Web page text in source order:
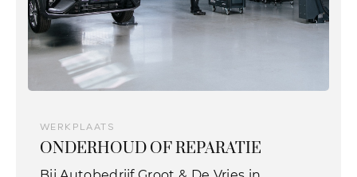
WERKPLAATS
ONDERHOUD OF REPARATIE